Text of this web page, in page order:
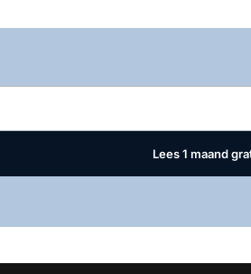
Lees 1 maand